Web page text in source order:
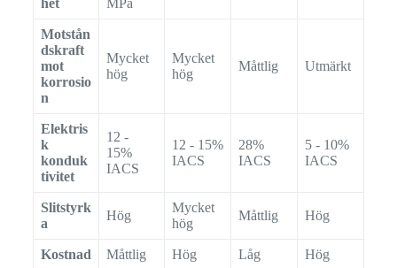
Motstån
dskraft
mot
korrosio
n
Mycket
hög
Mycket
hög
Måttlig Utmärkt
Elektris
k
konduk
tivitet
12 -
15%
IACS
12 - 15%
IACS
28%
IACS
5 - 10%
IACS
Slitstyrk
a
Hög
Mycket
hög
Måttlig Hög
Kostnad Måttlig Hög Låg Hög